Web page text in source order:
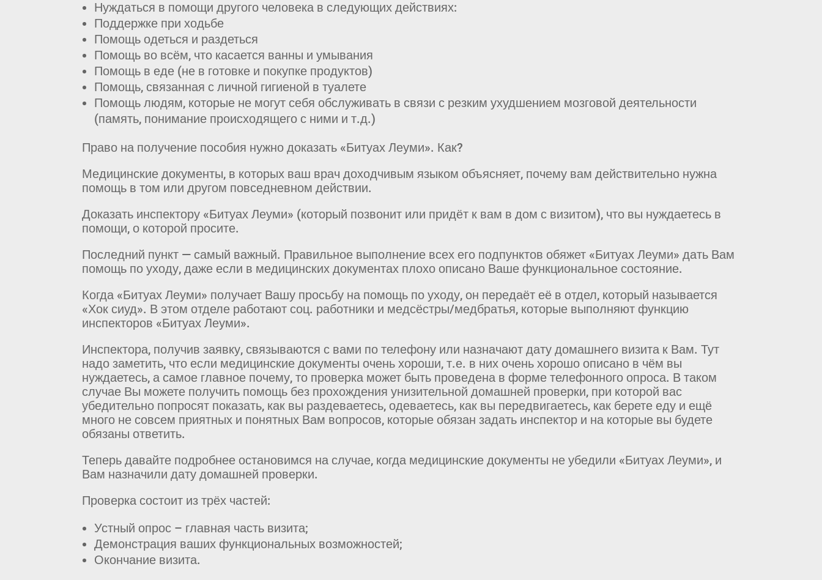
Нуждаться в помощи другого человека в следующих действиях:
Поддержке при ходьбе
Помощь одеться и раздеться
Помощь во всём, что касается ванны и умывания
Помощь в еде (не в готовке и покупке продуктов)
Помощь, связанная с личной гигиеной в туалете
Помощь людям, которые не могут себя обслуживать в связи с резким ухудшением мозговой деятельности
(память, понимание происходящего с ними и т.д.)
Право на получение пособия нужно доказать «Битуах Леуми». Как?
Медицинские документы, в которых ваш врач доходчивым языком объясняет, почему вам действительно нужна
помощь в том или другом повседневном действии.
Доказать инспектору «Битуах Леуми» (который позвонит или придёт к вам в дом с визитом), что вы нуждаетесь в
помощи, о которой просите.
Последний пункт — самый важный. Правильное выполнение всех его подпунктов обяжет «Битуах Леуми» дать Вам
помощь по уходу, даже если в медицинских документах плохо описано Ваше функциональное состояние.
Когда «Битуах Леуми» получает Вашу просьбу на помощь по уходу, он передаёт её в отдел, который называется
«Хок сиуд». В этом отделе работают соц. работники и медсёстры/медбратья, которые выполняют функцию
инспекторов «Битуах Леуми».
Инспектора, получив заявку, связываются с вами по телефону или назначают дату домашнего визита к Вам. Тут
надо заметить, что если медицинские документы очень хороши, т.е. в них очень хорошо описано в чём вы
нуждаетесь, а самое главное почему, то проверка может быть проведена в форме телефонного опроса. В таком
случае Вы можете получить помощь без прохождения унизительной домашней проверки, при которой вас
убедительно попросят показать, как вы раздеваетесь, одеваетесь, как вы передвигаетесь, как берете еду и ещё
много не совсем приятных и понятных Вам вопросов, которые обязан задать инспектор и на которые вы будете
обязаны ответить.
Теперь давайте подробнее остановимся на случае, когда медицинские документы не убедили «Битуах Леуми», и
Вам назначили дату домашней проверки.
Проверка состоит из трёх частей:
Устный опрос – главная часть визита;
Демонстрация ваших функциональных возможностей;
Окончание визита.